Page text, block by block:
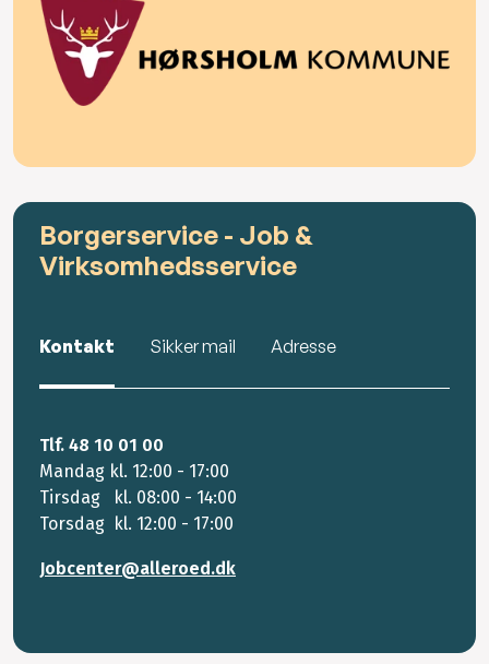
Borgerservice - Job &
Virksomhedsservice
Kontakt Sikker mail Adresse
Tlf. 48 10 01 00
Mandag kl. 12:00 - 17:00
Tirsdag kl. 08:00 - 14:00
Torsdag kl. 12:00 - 17:00
Jobcenter@alleroed.dk